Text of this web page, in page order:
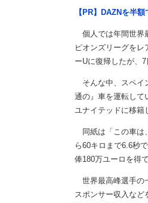
【PR】DAZNを半
個人では年間世界
ピオンズリーグを
ーUに復帰したが、
そんな中、スペイ
通の』車を運転して
ユナイテッドに移籍
同紙は「この車は
ら60キロまで6.6秒
俸180万ユーロを得
世界最高峰選手の
スポンサー収入など